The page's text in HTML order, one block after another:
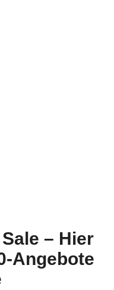
– Hier
Angebote